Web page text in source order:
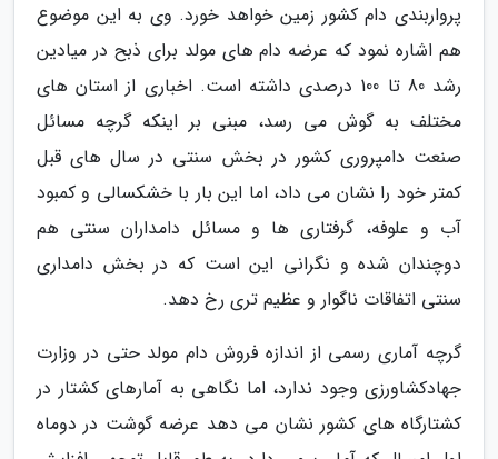
پرواربندی دام کشور زمین خواهد خورد. وی به این موضوع
هم اشاره نمود که عرضه دام های مولد برای ذبح در میادین
رشد 80 تا 100 درصدی داشته است. اخباری از استان های
مختلف به گوش می رسد، مبنی بر اینکه گرچه مسائل
صنعت دامپروری کشور در بخش سنتی در سال های قبل
کمتر خود را نشان می داد، اما این بار با خشکسالی و کمبود
آب و علوفه، گرفتاری ها و مسائل دامداران سنتی هم
دوچندان شده و نگرانی این است که در بخش دامداری
سنتی اتفاقات ناگوار و عظیم تری رخ دهد.
گرچه آماری رسمی از اندازه فروش دام مولد حتی در وزارت
جهادکشاورزی وجود ندارد، اما نگاهی به آمارهای کشتار در
کشتارگاه های کشور نشان می دهد عرضه گوشت در دوماه